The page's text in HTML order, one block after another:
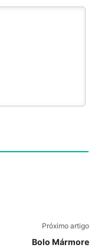
Próximo artigo
Bolo Mármore